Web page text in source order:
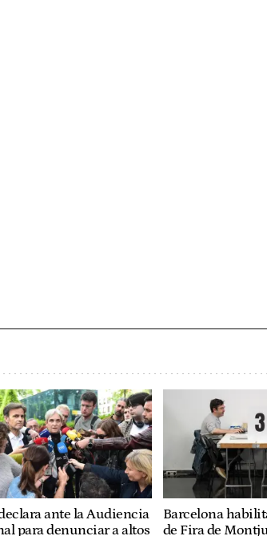
ante la Audiencia
para denunciar a altos
Barcelona
de Fira de